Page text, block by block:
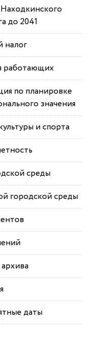
до 2041
налог
работающих
по планировке
значения
и спорта
среды
городской среды
даты